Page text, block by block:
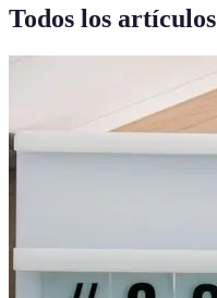
Todos los artículos